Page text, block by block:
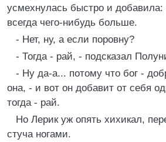
усмехнулась быстро и добавила:
всегда чего-нибудь больше.
- Нет, ну, а если поровну?
- Тогда - рай, - подсказал
- Ну да-а... потому что бог -
она, - и вот он добавит от себя
тогда - рай.
Но Лерик уж опять хихикал,
стуча ногами.